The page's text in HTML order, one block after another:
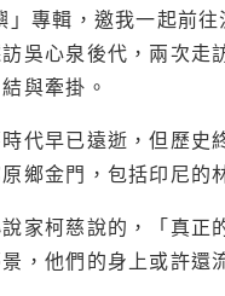
」專輯，邀我一起前
吳心泉後代，兩次走
與牽掛。
代早已遠逝，但歷
鄉金門，包括印尼的
家柯慈說的，「真正
，他們的身上或許還